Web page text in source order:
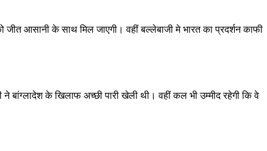
आसानी के साथ मिल जाएगी। वहीं बल्लेबाजी मे भारत का प्रदर्शन काफी
के खिलाफ अच्छी पारी खेली थी। वहीं कल भी उम्मीद रहेगी कि वे